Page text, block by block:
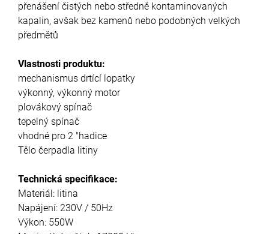
přenášení čistých nebo středně kontaminovaných
kapalin, avšak bez kamenů nebo podobných velkých
předmětů
Vlastnosti produktu:
mechanismus drtící lopatky
výkonný, výkonný motor
plovákový spínač
tepelný spínač
vhodné pro 2 "hadice
Tělo čerpadla litiny
Technická specifikace:
Materiál: litina
Napájení: 230V / 50Hz
Výkon: 550W